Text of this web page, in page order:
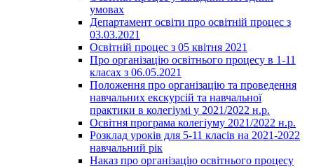
умовах
Департамент освіти про освітній процес з
03.03.2021
Освітній процес з 05 квітня 2021
Про організацію освітнього процесу в 1-11
класах з 06.05.2021
Положення про організацію та проведення
навчальних екскурсій та навчальної
практики в колегіумі у 2021/2022 н.р.
Освітня програма колегіуму 2021/2022 н.р.
Розклад уроків для 5-11 класів на 2021-2022
навчальний рік
Наказ про організацію освітнього процесу